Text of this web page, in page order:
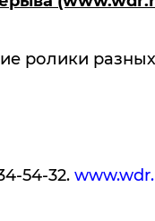
ролики
54-32.